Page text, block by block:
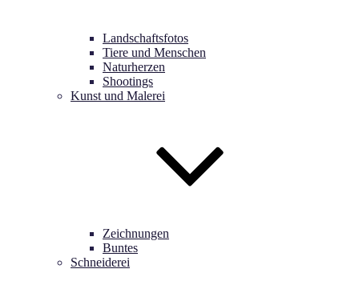
Landschaftsfotos
Tiere und Menschen
Naturherzen
Shootings
Kunst und Malerei
Zeichnungen
Buntes
Schneiderei